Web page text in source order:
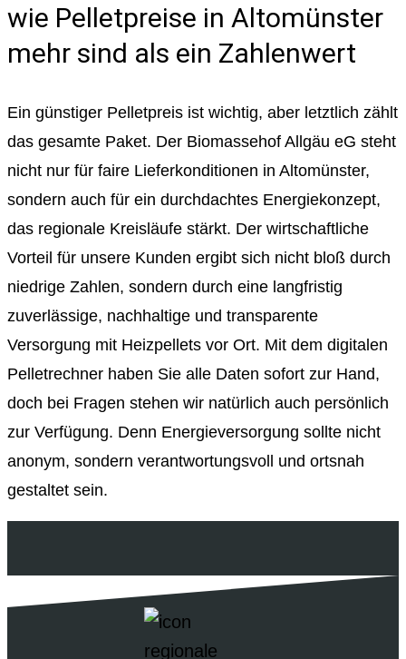
wie Pelletpreise in Altomünster
mehr sind als ein Zahlenwert
Ein günstiger Pelletpreis ist wichtig, aber letztlich zählt
das gesamte Paket. Der Biomassehof Allgäu eG steht
nicht nur für faire Lieferkonditionen in Altomünster,
sondern auch für ein durchdachtes Energiekonzept,
das regionale Kreisläufe stärkt. Der wirtschaftliche
Vorteil für unsere Kunden ergibt sich nicht bloß durch
niedrige Zahlen, sondern durch eine langfristig
zuverlässige, nachhaltige und transparente
Versorgung mit Heizpellets vor Ort. Mit dem digitalen
Pelletrechner haben Sie alle Daten sofort zur Hand,
doch bei Fragen stehen wir natürlich auch persönlich
zur Verfügung. Denn Energieversorgung sollte nicht
anonym, sondern verantwortungsvoll und ortsnah
gestaltet sein.